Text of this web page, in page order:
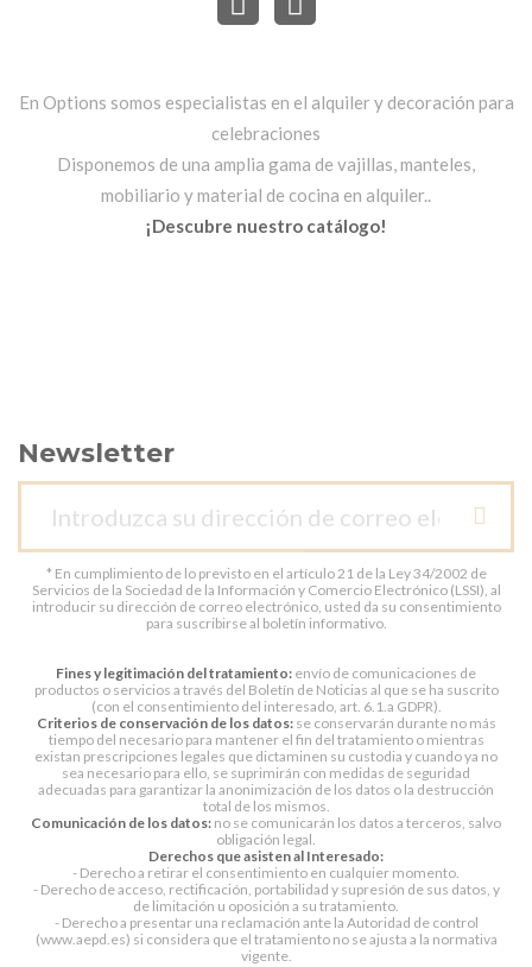
En Options somos especialistas en el alquiler y decoración para
celebraciones
Disponemos de una amplia gama de vajillas, manteles,
mobiliario y material de cocina en alquiler..
¡Descubre nuestro catálogo!
Newsletter
* En cumplimiento de lo previsto en el artículo 21 de la Ley 34/2002 de
Servicios de la Sociedad de la Información y Comercio Electrónico (LSSI), al
introducir su dirección de correo electrónico, usted da su consentimiento
para suscribirse al boletín informativo.
Fines y legitimación del tratamiento: envío de comunicaciones de
productos o servicios a través del Boletín de Noticias al que se ha suscrito
(con el consentimiento del interesado, art. 6.1.a GDPR).
Criterios de conservación de los datos:se conservarán durante no más
tiempo del necesario para mantener el fin del tratamiento o mientras
existan prescripciones legales que dictaminen su custodia y cuando ya no
sea necesario para ello, se suprimirán con medidas de seguridad
adecuadas para garantizar la anonimización de los datos o la destrucción
total de los mismos.
Comunicación de los datos: no se comunicarán los datos a terceros, salvo
obligación legal.
Derechos que asisten al Interesado:
- Derecho a retirar el consentimiento en cualquier momento.
- Derecho de acceso, rectificación, portabilidad y supresión de sus datos, y
de limitación u oposición a su tratamiento.
- Derecho a presentar una reclamación ante la Autoridad de control
(www.aepd.es) si considera que el tratamiento no se ajusta a la normativa
vigente.